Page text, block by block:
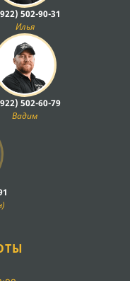
502-90-31
Илья
502-60-79
Вадим